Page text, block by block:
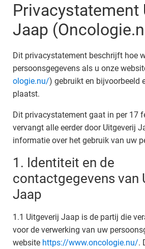
Privacystatement
Jaap
Dit privacystatement beschrijft hoe
persoonsgegevens als u onze
ologie.nu/) gebruikt en bijvoorbeeld
plaatst.
Dit privacystatement gaat in per 17
vervangt alle eerder door Uitgeverij
informatie over het gebruik van uw
1. Identiteit en de
contactgegevens van
Jaap
1.1 Uitgeverij Jaap is de partij die
voor de verwerking van uw
website https://www.oncologie.nu/.